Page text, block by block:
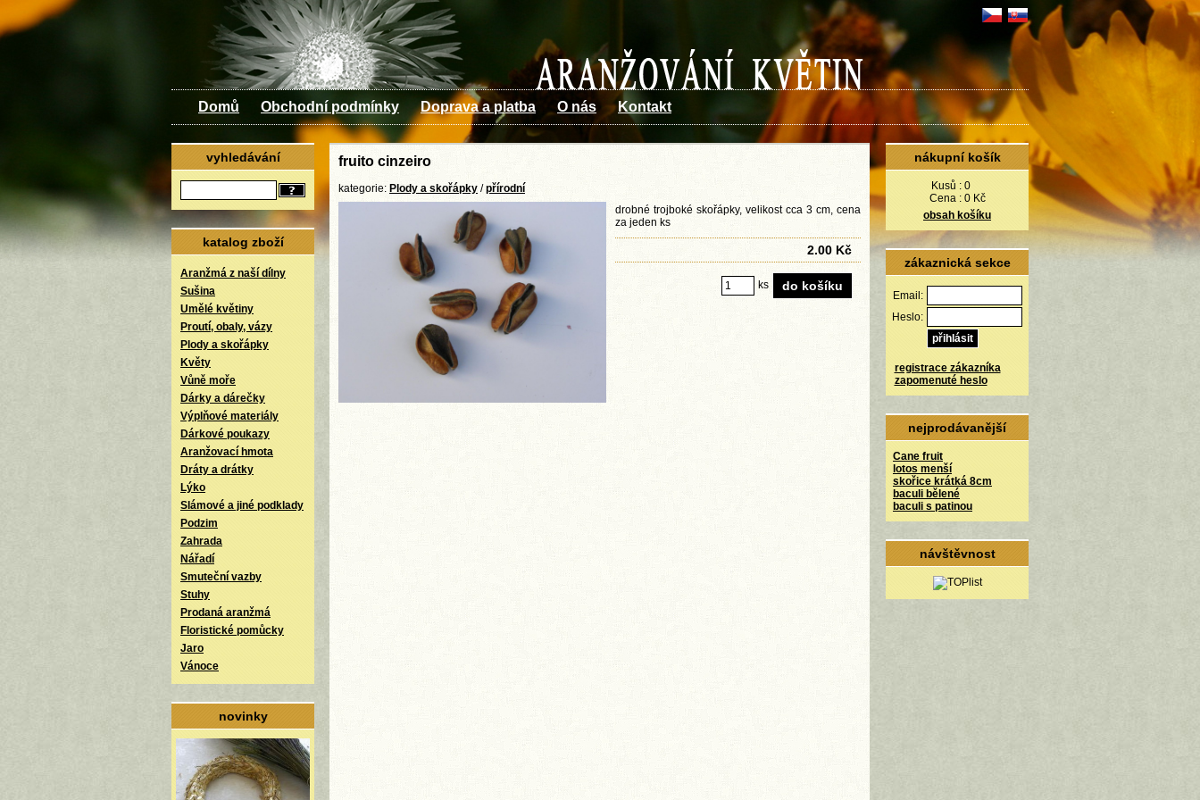
Domů Obchodní podmínky Doprava a platba O nás Kontakt
vyhledávání
katalog zboží
Aranžmá z naší dílny
Sušina
Umělé květiny
Proutí, obaly, vázy
Plody a skořápky
Květy
Vůně moře
Dárky a dárečky
Výplňové materiály
Dárkové poukazy
Aranžovací hmota
Dráty a drátky
Lýko
Slámové a jiné podklady
Podzim
Zahrada
Nářadí
Smuteční vazby
Stuhy
Prodaná aranžmá
Floristické pomůcky
Jaro
Vánoce
novinky
nákupní košík
Kusů : 0
Cena : 0 Kč
obsah košíku
zákaznická sekce
Email:
Heslo:
registrace zákazníka
zapomenuté heslo
nejprodávanější
Cane fruit
lotos menší
skořice krátká 8cm
baculi bělené
baculi s patinou
návštěvnost
fruito cinzeiro
kategorie: Plody a skořápky /přírodní
drobné trojboké skořápky, velikost cca 3 cm, cena
za jeden ks
2.00 Kč
ks